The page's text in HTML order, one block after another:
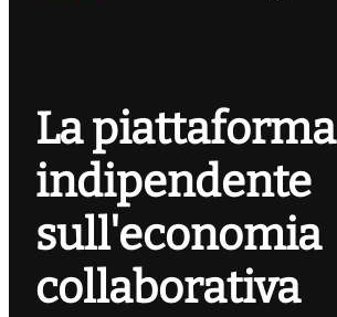
La piattaforma
indipendente
sull'economia
collaborativa